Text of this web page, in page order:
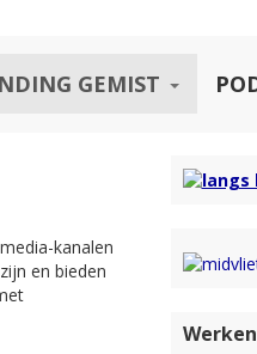
GEMIST
kanalen
en bieden